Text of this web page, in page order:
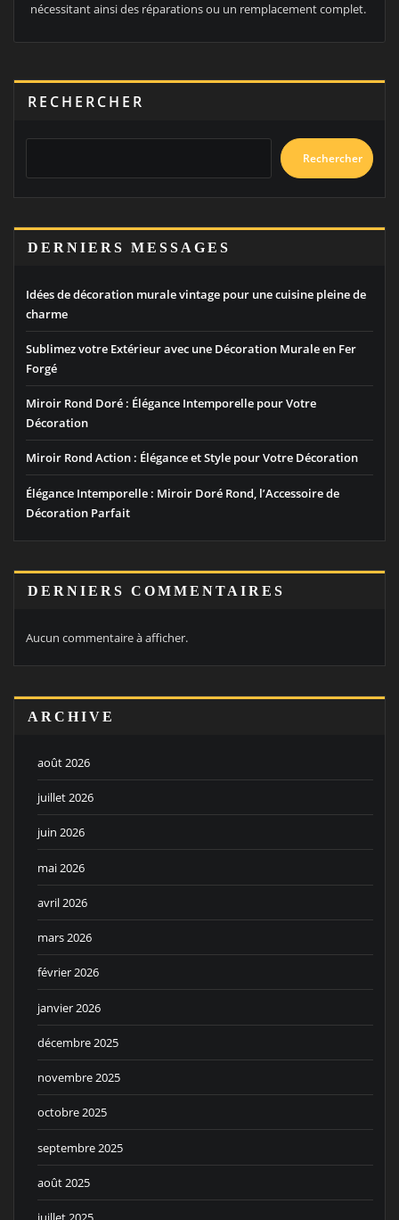
nécessitant ainsi des réparations ou un remplacement complet.
RECHERCHER
Rechercher
DERNIERS MESSAGES
Idées de décoration murale vintage pour une cuisine pleine de
charme
Sublimez votre Extérieur avec une Décoration Murale en Fer
Forgé
Miroir Rond Doré : Élégance Intemporelle pour Votre
Décoration
Miroir Rond Action : Élégance et Style pour Votre Décoration
Élégance Intemporelle : Miroir Doré Rond, l’Accessoire de
Décoration Parfait
DERNIERS COMMENTAIRES
Aucun commentaire à afficher.
ARCHIVE
août 2026
juillet 2026
juin 2026
mai 2026
avril 2026
mars 2026
février 2026
janvier 2026
décembre 2025
novembre 2025
octobre 2025
septembre 2025
août 2025